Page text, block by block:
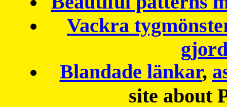
Vackra
Blandade länkar,
site about